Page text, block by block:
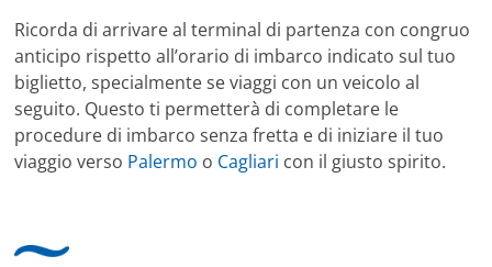
Ricorda di arrivare al terminal di partenza con congruo
anticipo rispetto all’orario di imbarco indicato sul tuo
biglietto, specialmente se viaggi con un veicolo al
seguito. Questo ti permetterà di completare le
procedure di imbarco senza fretta e di iniziare il tuo
viaggio verso Palermo o Cagliari con il giusto spirito.